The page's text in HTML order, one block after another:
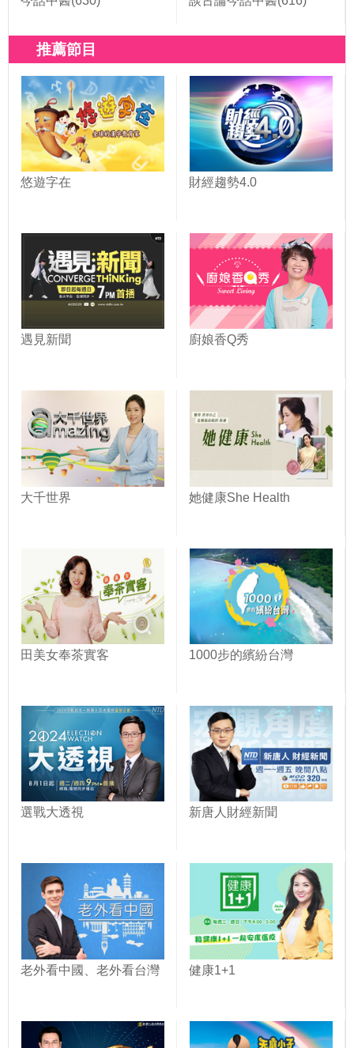
推薦節目
悠遊字在 財經趨勢4.0
遇見新聞 廚娘香Q秀
大千世界 她健康She Health
田美女奉茶實客 1000步的繽紛台灣
選戰大透視 新唐人財經新聞
老外看中國、老外看台灣 健康1+1